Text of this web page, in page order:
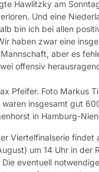
Hawlitzky am
Und eine
bin ich bei allen
haben zwar eine
aber es
offensiv
waren insgesamt gut
in Hamburg-
Viertelfinalserie findet
um 14 Uhr in der
eventuell